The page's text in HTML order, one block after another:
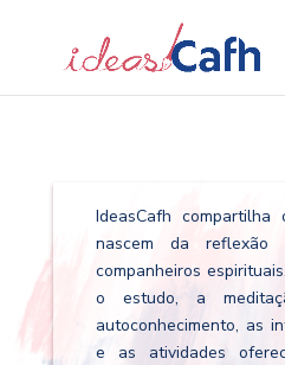
IdeasCafh
nascem da
companheiros
o estudo, a
autoconhecimento, as
e as atividades